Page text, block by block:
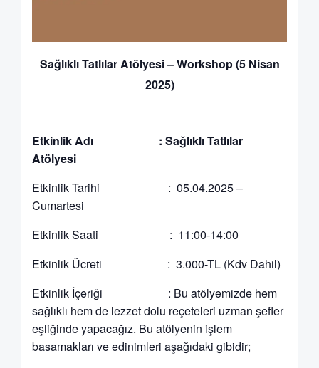
Sağlıklı Tatlılar Atölyesi – Workshop (5 Nisan
2025)
Etkinlik Adı : Sağlıklı Tatlılar
Atölyesi
Etkinlik Tarihi : 05.04.2025 –
Cumartesi
Etkinlik Saati : 11:00-14:00
Etkinlik Ücreti : 3.000-TL (Kdv Dahil)
Etkinlik İçeriği : Bu atölyemizde hem
sağlıklı hem de lezzet dolu reçeteleri uzman şefler
eşliğinde yapacağız. Bu atölyenin işlem
basamakları ve edinimleri aşağıdaki gibidir;